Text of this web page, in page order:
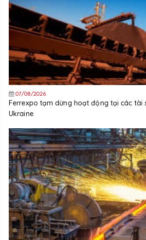
07/08/2026
Ferrexpo tạm dừng hoạt động tại các tài
Ukraine